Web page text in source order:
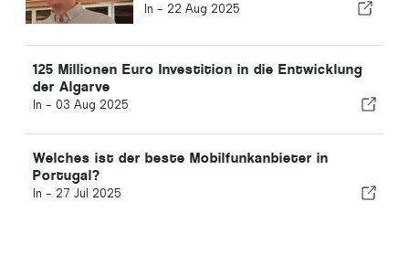
In - 22 Aug 2025
125 Millionen Euro Investition in die Entwicklung
der Algarve
In - 03 Aug 2025
Welches ist der beste Mobilfunkanbieter in
Portugal?
In - 27 Jul 2025